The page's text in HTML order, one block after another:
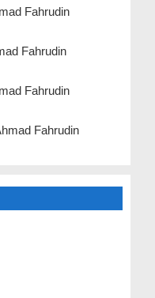
Fahrudin
Fahrudin
Fahrudin
Fahrudin